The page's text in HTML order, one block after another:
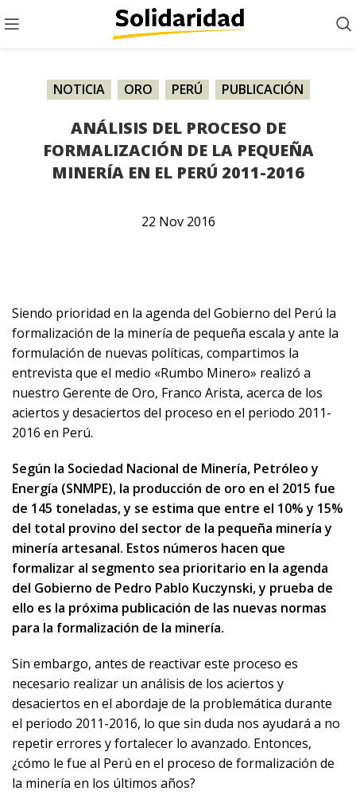
NOTICIA ORO PERÚ PUBLICACIÓN
ANÁLISIS DEL PROCESO DE
FORMALIZACIÓN DE LA PEQUEÑA
MINERÍA EN EL PERÚ 2011-2016
22 Nov 2016
Siendo prioridad en la agenda del Gobierno del Perú la
formalización de la minería de pequeña escala y ante la
formulación de nuevas políticas, compartimos la
entrevista que el medio «Rumbo Minero» realizó a
nuestro Gerente de Oro, Franco Arista, acerca de los
aciertos y desaciertos del proceso en el periodo 2011-
2016 en Perú.
Según la Sociedad Nacional de Minería, Petróleo y
Energía (SNMPE), la producción de oro en el 2015 fue
de 145 toneladas, y se estima que entre el 10% y 15%
del total provino del sector de la pequeña minería y
minería artesanal. Estos números hacen que
formalizar al segmento sea prioritario en la agenda
del Gobierno de Pedro Pablo Kuczynski, y prueba de
ello es la próxima publicación de las nuevas normas
para la formalización de la minería.
Sin embargo, antes de reactivar este proceso es
necesario realizar un análisis de los aciertos y
desaciertos en el abordaje de la problemática durante
el periodo 2011-2016, lo que sin duda nos ayudará a no
repetir errores y fortalecer lo avanzado. Entonces,
¿cómo le fue al Perú en el proceso de formalización de
la minería en los últimos años?